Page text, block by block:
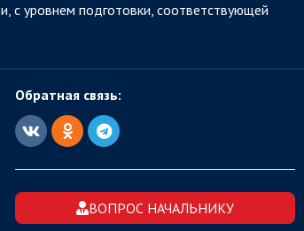
с уровнем подготовки, соответствующей
Обратная связь:
ВОПРОС НАЧАЛЬНИКУ